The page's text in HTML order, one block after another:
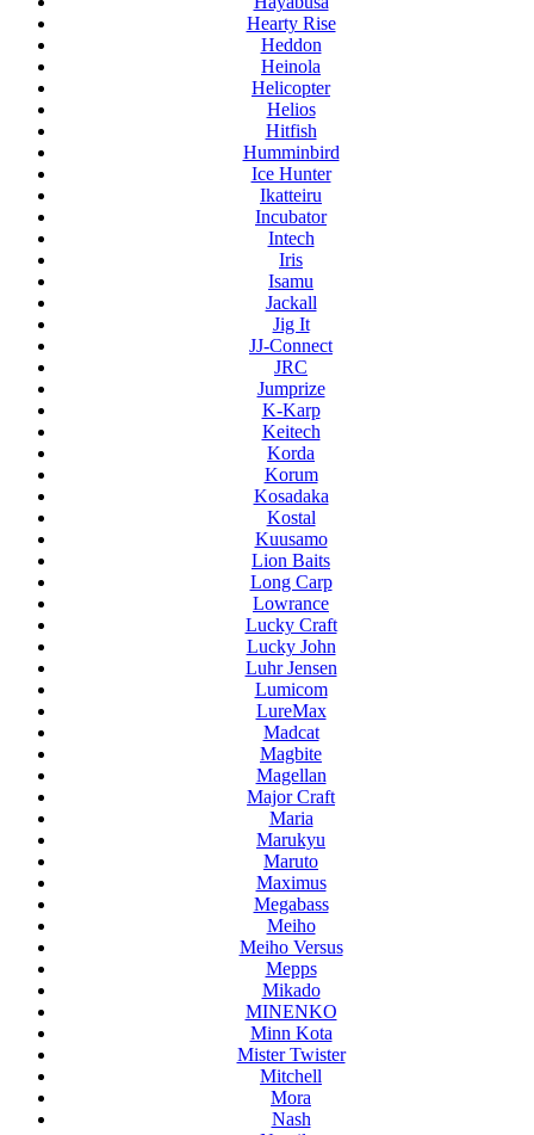
Hearty Rise
Heddon
Heinola
Helicopter
Helios
Hitfish
Humminbird
Ice Hunter
Ikatteiru
Incubator
Intech
Iris
Isamu
Jackall
Jig It
JJ-Connect
JRC
Jumprize
K-Karp
Keitech
Korda
Korum
Kosadaka
Kostal
Kuusamo
Lion Baits
Long Carp
Lowrance
Lucky Craft
Lucky John
Luhr Jensen
Lumicom
LureMax
Madcat
Magbite
Magellan
Major Craft
Maria
Marukyu
Maruto
Maximus
Megabass
Meiho
Meiho Versus
Mepps
Mikado
MINENKO
Minn Kota
Mister Twister
Mitchell
Mora
Nash